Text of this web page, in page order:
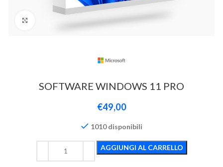
SOFTWARE WINDOWS 11 PRO
€49,00
1010 disponibili
AGGIUNGI AL CARRELLO